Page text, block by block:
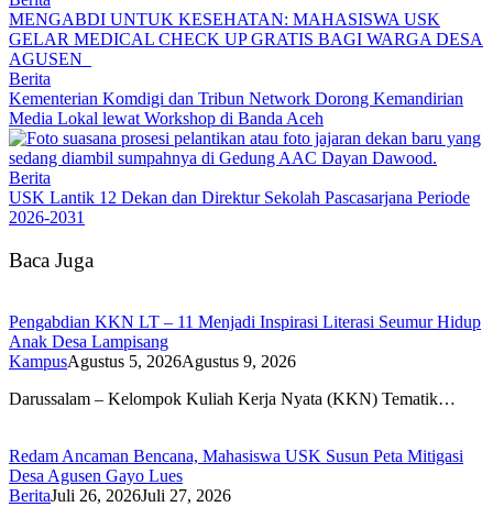
MENGABDI UNTUK KESEHATAN: MAHASISWA USK
GELAR MEDICAL CHECK UP GRATIS BAGI WARGA DESA
AGUSEN
Berita
Kementerian Komdigi dan Tribun Network Dorong Kemandirian
Media Lokal lewat Workshop di Banda Aceh
Berita
USK Lantik 12 Dekan dan Direktur Sekolah Pascasarjana Periode
2026-2031
Baca Juga
Pengabdian KKN LT – 11 Menjadi Inspirasi Literasi Seumur Hidup
Anak Desa Lampisang
KampusAgustus 5, 2026Agustus 9, 2026
Darussalam – Kelompok Kuliah Kerja Nyata (KKN) Tematik…
Redam Ancaman Bencana, Mahasiswa USK Susun Peta Mitigasi
Desa Agusen Gayo Lues
BeritaJuli 26, 2026Juli 27, 2026